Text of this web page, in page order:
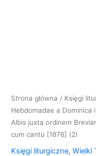
Strona główna / Księgi
Hebdomadae a Dominica
Albis juxta ordinem
cum cantu [1876] (2)
Księgi liturgiczne,Wielki